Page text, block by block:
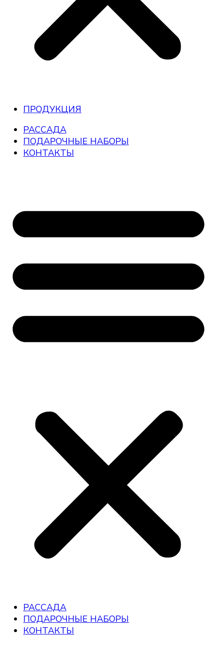
ПРОДУКЦИЯ
РАССАДА
ПОДАРОЧНЫЕ НАБОРЫ
КОНТАКТЫ
РАССАДА
ПОДАРОЧНЫЕ НАБОРЫ
КОНТАКТЫ